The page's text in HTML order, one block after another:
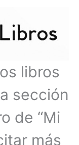
libros
sección
de “Mi
más